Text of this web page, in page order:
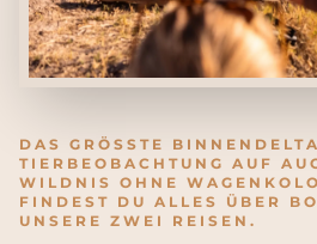
DAS GRÖSSTE BINNENDELTA
IERBEOBACHTUNG AUF
ILDNIS OHNE
INDEST DU ALLES ÜBER
NSERE ZWEI REISEN.